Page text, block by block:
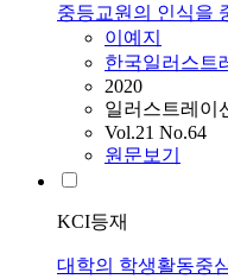
중등교원의 인식을
이예지
한국일러스트
2020
일러스트레이
Vol.21 No.64
원문보기
KCI등재
대학의 학생활동중